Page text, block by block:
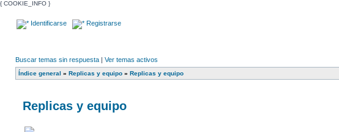
{ COOKIE_INFO }
Identificarse Registrarse
Buscar temas sin respuesta | Ver temas activos
Índice general » Replicas y equipo » Replicas y equipo
Replicas y equipo